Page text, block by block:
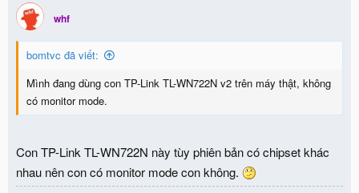
t
i
o
n
s
whf
bomtvc đã viết:
Mình đang dùng con TP-Link TL-WN722N v2 trên máy thật, không
có monitor mode.
Con TP-Link TL-WN722N này tùy phiên bản có chipset khác
nhau nên con có monitor mode con không.